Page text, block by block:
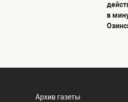
в
Архив газеты